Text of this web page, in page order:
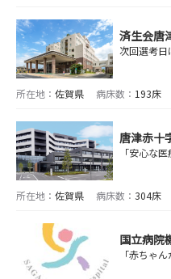
済生会唐
所在地： 佐賀県 病床数： 193床
唐津赤十
「安心な
所在地： 佐賀県 病床数： 304床
国立病